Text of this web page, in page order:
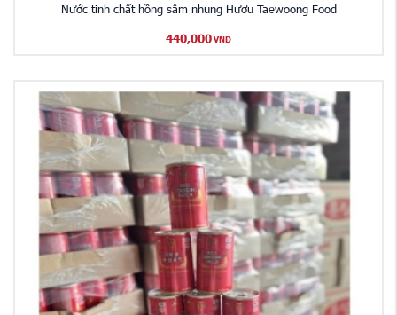
Nước tinh chất hồng sâm nhung Hươu Taewoong Food
440,000 VND